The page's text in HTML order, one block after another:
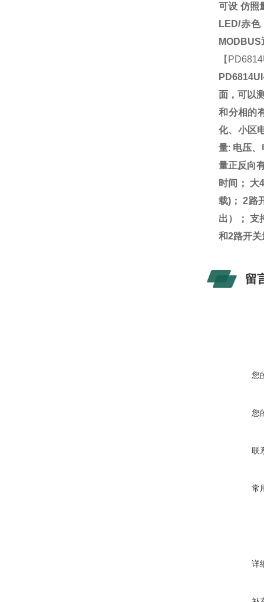
可设 仿照
LED/赤色
MODBUS
【
面，可以
和分相的
化、小区
量: 电压、
量正反向
时间；
大
载) ； 2路
出）； 支
和2路开
留
您
您
联
常
详